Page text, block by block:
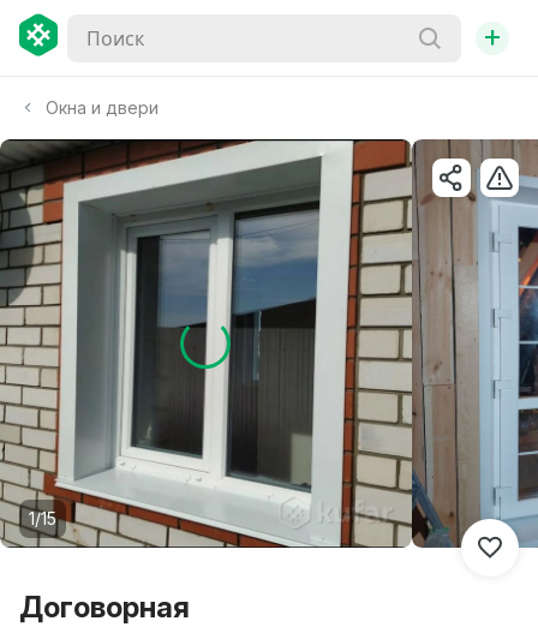
+
Окна и двери
1/15
Договорная